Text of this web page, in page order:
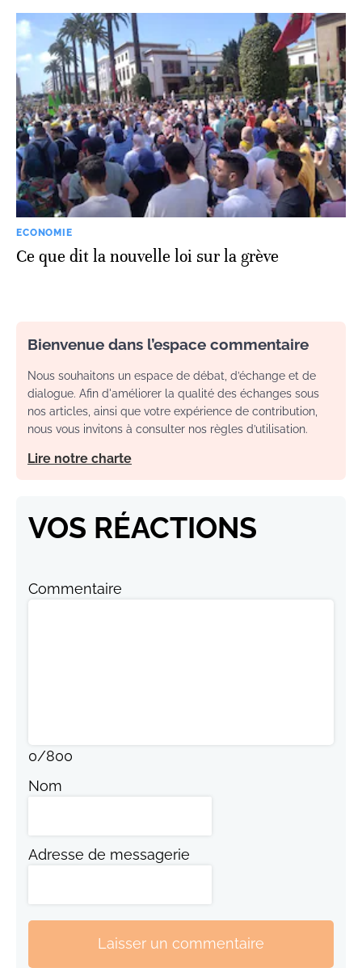
ECONOMIE
Ce que dit la nouvelle loi sur la grève
Bienvenue dans l’espace commentaire
Nous souhaitons un espace de débat, d’échange et de
dialogue. Afin d'améliorer la qualité des échanges sous
nos articles, ainsi que votre expérience de contribution,
nous vous invitons à consulter nos règles d’utilisation.
Lire notre charte
VOS RÉACTIONS
Commentaire
0/800
Nom
Adresse de messagerie
Laisser un commentaire